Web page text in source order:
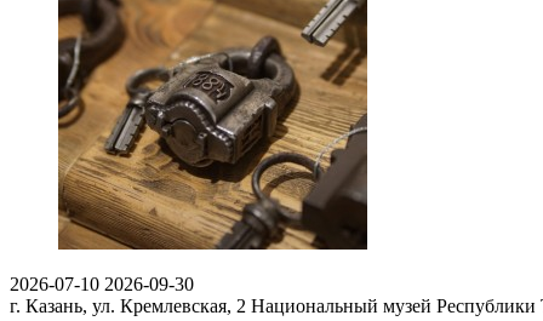
2026-07-10 2026-09-30
г. Казань, ул. Кремлевская, 2 Национальный музей Республики